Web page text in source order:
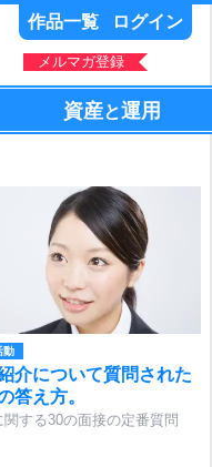
作品一覧 ログイン
メルマガ登録
資産と運用
動
介について質問された
答え方。
関する30の面接の定番質問